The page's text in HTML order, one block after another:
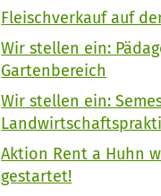
Fleischverkauf auf
Wir stellen ein:
Gartenbereich
Wir stellen ein:
Aktion Rent a Huhn
gestartet!